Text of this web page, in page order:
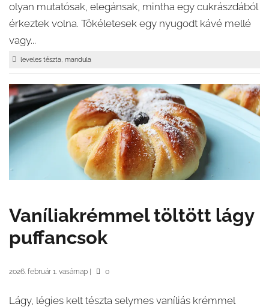
olyan mutatósak, elegánsak, mintha egy cukrászdából
érkeztek volna. Tökéletesek egy nyugodt kávé mellé
vagy...
leveles tészta, mandula
Vaníliakrémmel töltött lágy
puffancsok
2026. február 1. vasárnap 0
Lágy, légies kelt tészta selymes vaníliás krémmel